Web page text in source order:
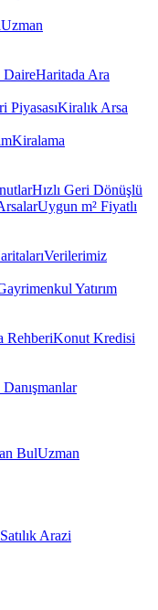
Uzman
DaireHaritada Ara
PiyasasıKiralık Arsa
Kiralama
Hızlı Geri Dönüşlü
Uygun m² Fiyatlı
Verilerimiz
Yatırım
RehberiKonut Kredisi
BulUzman
Satılık Arazi